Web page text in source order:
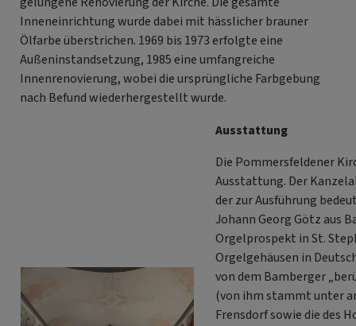
Inneneinrichtung wurde dabei mit hässlicher brauner
Ölfarbe überstrichen. 1969 bis 1973 erfolgte eine
Außeninstandsetzung, 1985 eine umfangreiche
Innenrenovierung, wobei die ursprüngliche Farbgebung
nach Befund wiederhergestellt wurde.
Ausstattung
Die Pommersfeldener
Ausstattung. Der
der zur Ausführung
Johann Georg Götz aus
Orgelprospekt in St.
Orgelgehäusen in
von dem Bamberger
(von ihm stammt unter
Frensdorf sowie die des